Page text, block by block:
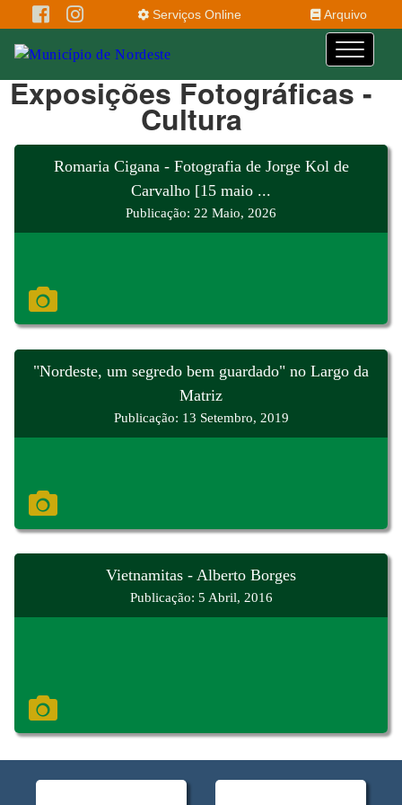
Serviços Online Arquivo
Exposições Fotográficas -
Cultura
Romaria Cigana - Fotografia de Jorge Kol de
Carvalho [15 maio ...
Publicação: 22 Maio, 2026
"Nordeste, um segredo bem guardado" no Largo da
Matriz
Publicação: 13 Setembro, 2019
Vietnamitas - Alberto Borges
Publicação: 5 Abril, 2016